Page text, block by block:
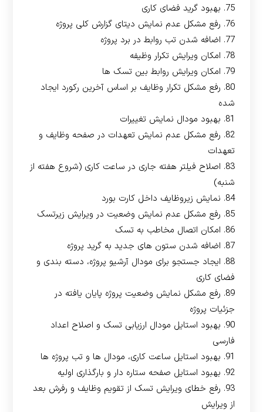
75. بهبود گرید فضای کاری
76. رفع مشکل عدم نمایش دیتای گزارش کلی پروژه
77. اضافه شدن تب روابط در برد پروژه
78. امکان ویرایش تکرار وظیفه
79. امکان ویرایش روابط بین تسک ها
80. رفع مشکل تکرار وظایف بر اساس آخرین رکورد ایجاد
شده
81. بهبود مودال نمایش تغییرات
82. رفع مشکل عدم نمایش تعهدات در صفحه وظایف و
تعهدات
83. اصلاح فیلتر هفته جاری در ساعت کاری (شروع هفته از
شنبه)
84. نمایش زیروظایف داخل کارت بورد
85. رفع مشکل عدم نمایش وضعیت در ویرایش زیرتسک
86. امکان اتصال مخاطب به تسک
87. اضافه شدن ستون های جدید به گرید پروژه
88. ایجاد جستجو برای مودال آرشیو پروژه، دسته بندی و
فضای کاری
89. رفع مشکل نمایش وضعیت پروژه پایان یافته در
جزئیات پروژه
90. بهبود استایل مودال ارزیابی تسک و اصلاح اعداد
فارسی
91. بهبود استایل ساعت کاری، مودال ها و تب پروژه ها
92. بهبود استایل صفحه ستاره دار و بارگذاری اولیه
93. رفع خطای ویرایش تسک از تقویم وظایف و رفرش بعد
از ویرایش